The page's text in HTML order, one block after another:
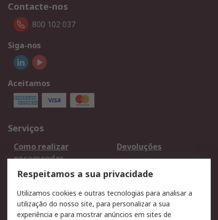
Contacte-nos
800 102 037
Siga-nos
Aceitamos
Serviços
Como realizar
encomendas
Devoluções
Formas de entrega
Qualidade e ambiente
Pagamento e
faturação
Respeitamos a sua privacidade
Utilizamos cookies e outras tecnologias para analisar a
utilização do nosso site, para personalizar a sua
experiência e para mostrar anúncios em sites de